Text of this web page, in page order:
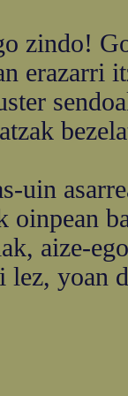
zindo!
erazarri
uin
oinpean
aize-
lez, yoan